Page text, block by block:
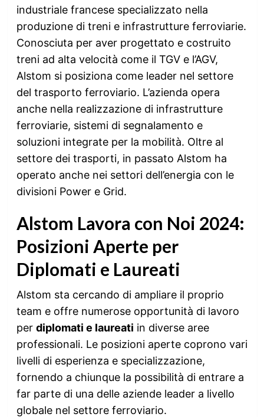
industriale francese specializzato nella
produzione di treni e infrastrutture ferroviarie.
Conosciuta per aver progettato e costruito
treni ad alta velocità come il TGV e l’AGV,
Alstom si posiziona come leader nel settore
del trasporto ferroviario. L’azienda opera
anche nella realizzazione di infrastrutture
ferroviarie, sistemi di segnalamento e
soluzioni integrate per la mobilità. Oltre al
settore dei trasporti, in passato Alstom ha
operato anche nei settori dell’energia con le
divisioni Power e Grid.
Alstom Lavora con Noi 2024:
Posizioni Aperte per
Diplomati e Laureati
Alstom sta cercando di ampliare il proprio
team e offre numerose opportunità di lavoro
per diplomati e laureati in diverse aree
professionali. Le posizioni aperte coprono vari
livelli di esperienza e specializzazione,
fornendo a chiunque la possibilità di entrare a
far parte di una delle aziende leader a livello
globale nel settore ferroviario.